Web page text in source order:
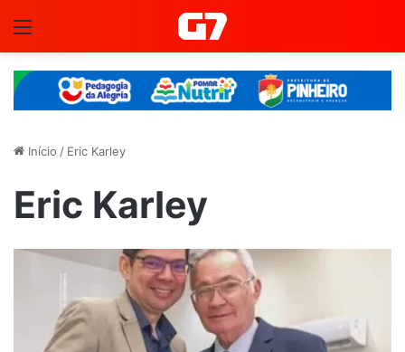
Início / Eric Karley
Eric Karley